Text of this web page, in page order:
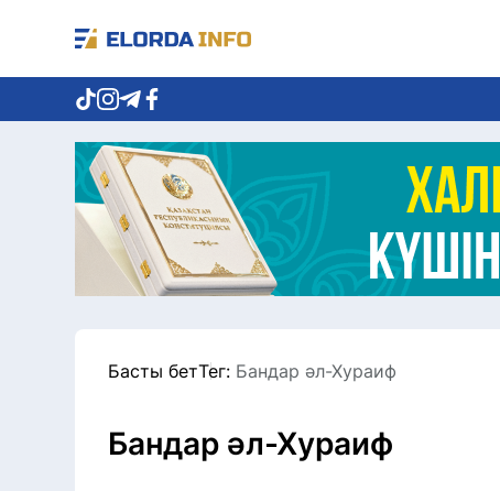
Басты бетТег: Бандар әл-Хураиф
Бандар әл-Хураиф